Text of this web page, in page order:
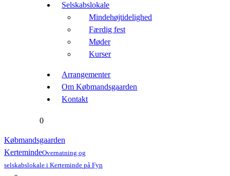
Selskabslokale
Mindehøjtidelighed
Færdig fest
Møder
Kurser
Arrangementer
Om Købmandsgaarden
Kontakt
0
Købmandsgaarden
KertemindeOvernatning og
selskabslokale i Kerteminde på Fyn